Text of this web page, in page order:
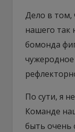
Дело в том,
нашего так
бомонда
По сути, я
Команде
быть очень